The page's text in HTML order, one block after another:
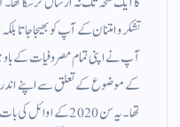
تشکر و امتنان کے آپ کو بھیجا جاتا
آپ نے اپنی تمام مصروفیات کے
کے موضوع کے تعلق سے اپنے
تھا۔ یہ سن 2020 کے